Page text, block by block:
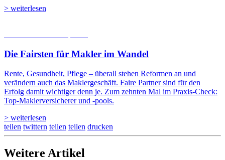
> weiterlesen
Die Fairsten für Makler im Wandel
Rente, Gesundheit, Pflege – überall stehen Reformen an und
verändern auch das Maklergeschäft. Faire Partner sind für den
Erfolg damit wichtiger denn je. Zum zehnten Mal im Praxis-Check:
Top-Maklerversicherer und -pools.
> weiterlesen
teilen twittern teilen teilen drucken
Weitere Artikel